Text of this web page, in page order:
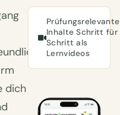
dich
Prüfungsrelevante
Inhalte Schritt für
Schritt als
Lernvideos